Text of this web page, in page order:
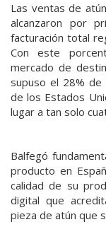
Las ventas de
alcanzaron por
facturación total
Con este
mercado de
supuso el 28%
de los Estados
lugar a tan solo
Balfegó
producto en
calidad de su
digital que
pieza de atún que